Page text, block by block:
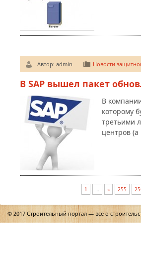
Автор: admin Новости
В SAP вышел пакет
В
которому
третьими
центров
1 … « 255
© 2017 Строительный портал — всё о